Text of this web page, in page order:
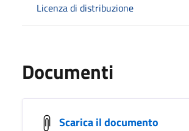
Licenza di distribuzione
Documenti
Scarica il documento